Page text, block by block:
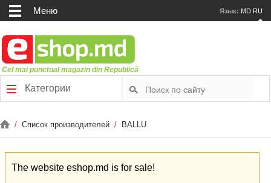
Меню Язык: MD RU
Cel mai punctual magazin din Republică
Категории
/ Список производителей / BALLU
The website eshop.md is for sale!